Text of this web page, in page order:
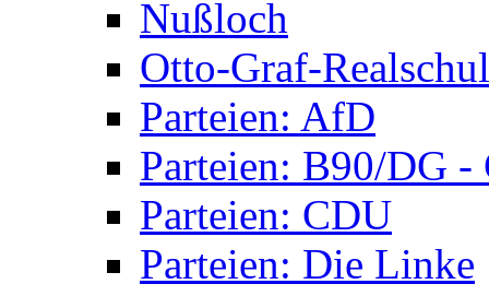
Nußloch
Otto-Graf-
Parteien: AfD
Parteien: B90/DG
Parteien: CDU
Parteien: Die Linke